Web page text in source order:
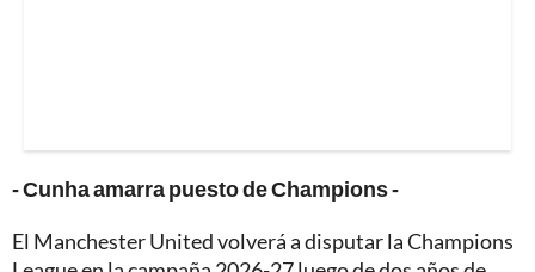
- Cunha amarra puesto de Champions -
El Manchester United volverá a disputar la Champions